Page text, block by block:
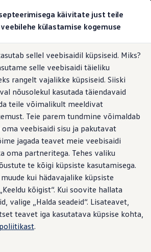
käivitate just teile
külastamise kogemuse
sellel veebisaidil küpsiseid. Miks?
selle veebisaidi täieliku
rangelt vajalikke küpsiseid. Siiski
nõusolekul kasutada täiendavaid
teile võimalikult meeldivat
Teie parem tundmine võimaldab
veebisaidi sisu ja pakutavat
jagada teavet meie veebisaidi
oma partneritega. Tehes valiku
te kõigi küpsiste kasutamisega.
kui hädavajalike küpsiste
kõigist“. Kui soovite hallata
valige „Halda seadeid“. Lisateavet,
teavet iga kasutatava küpsise kohta,
.
Cross
tarbesõidukid. Igaks ülesandeks valmis
e-pood
laoautode e-pood
sinu uuele Volkswagenile!
eHybrid
eHybrid
eHybrid
eHybrid
iial
ja sõiduulatus
haagise mass ja haagisega
abisüsteem Trailer Assist
Isegi suure